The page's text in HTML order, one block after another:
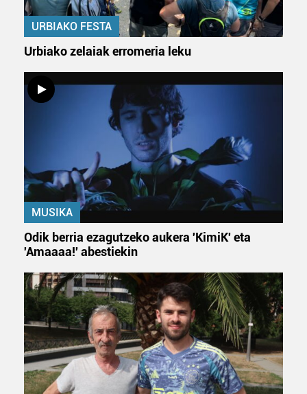
URBIAKO FESTA
Urbiako zelaiak erromeria leku
MUSIKA
Odik berria ezagutzeko aukera 'KimiK' eta
'Amaaaa!' abestiekin